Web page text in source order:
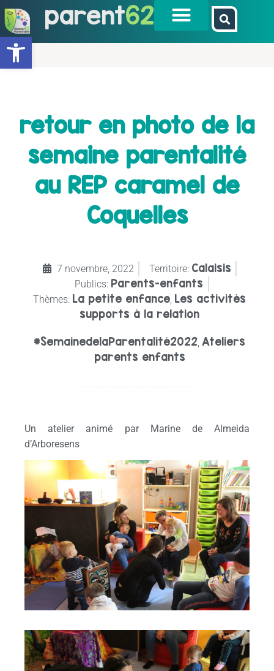
Ouvrir la barre d’outils
parent62
retour en photo de la
semaine parentalité
au REP caramel de
Coquelles
7 novembre, 2022 Territoire: Calaisis
Publics: Parents-enfants
Thèmes: La petite enfance Les activités
supports à la relation
#SemainedelaParentalité2022 Ateliers
parents enfants
Un atelier animé par Marine de Almeida
d’Arboresens